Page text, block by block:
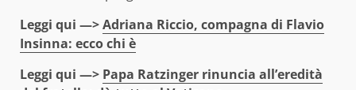
Leggi qui —>Adriana Riccio, compagna di Flavio
Insinna: ecco chi è
Leggi qui —> Papa Ratzinger rinuncia all’eredità